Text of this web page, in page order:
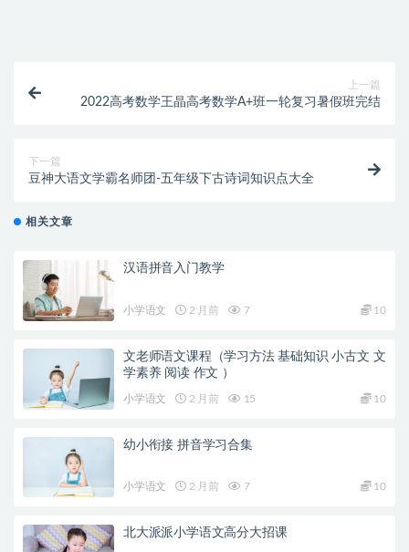
上一篇
2022高考数学王晶高考数学A+班一轮复习暑假班完结
下一篇
豆神大语文学霸名师团-五年级下古诗词知识点大全
相关文章
汉语拼音入门教学
小学语文 2 月前 7 10
文老师语文课程（学习方法 基础知识 小古文 文
学素养 阅读 作文 ）
小学语文 2 月前 15 10
幼小衔接 拼音学习合集
小学语文 2 月前 7 10
北大派派小学语文高分大招课